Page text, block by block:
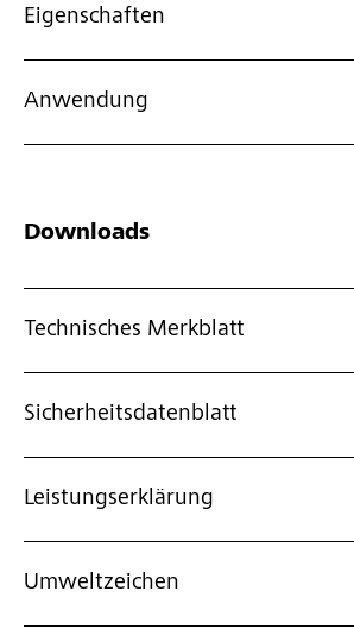
Eigenschaften
Anwendung
Downloads
Technisches Merkblatt
Sicherheitsdatenblatt
Leistungserklärung
Umweltzeichen